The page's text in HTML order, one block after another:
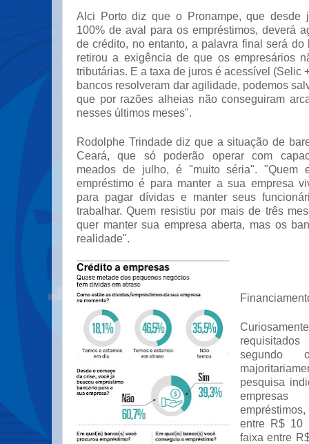
Alci Porto diz que o Pronampe, que desde
100% de aval para os empréstimos, deverá
de crédito, no entanto, a palavra final será do
retirou a exigência de que os empresários
tributárias. E a taxa de juros é acessível (Selic
bancos resolveram dar agilidade, podemos
que por razões alheias não conseguiram
nesses últimos meses".
Rodolphe Trindade diz que a situação de
Ceará, que só poderão operar com
meados de julho, é "muito séria". "Quem
empréstimo é para manter a sua empresa
para pagar dívidas e manter seus
trabalhar. Quem resistiu por mais de três
quer manter sua empresa aberta, mas os
realidade".
segundo
pesquisa
entre R$ 10
faixa entre